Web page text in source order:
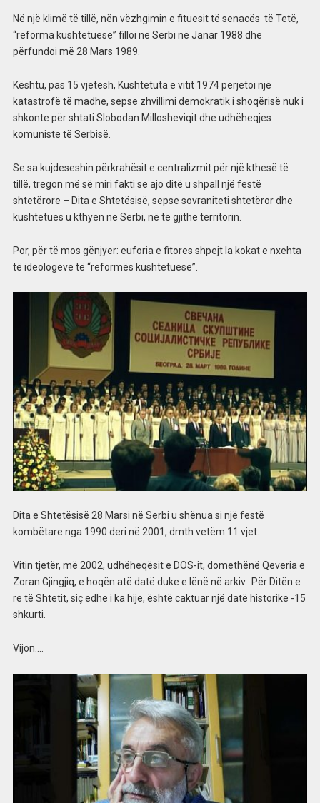
Në një klimë të tillë, nën vëzhgimin e fituesit të senacës të Tetë,
“reforma kushtetuese” filloi në Serbi në Janar 1988 dhe
përfundoi më 28 Mars 1989.
Kështu, pas 15 vjetësh, Kushtetuta e vitit 1974 përjetoi një
katastrofë të madhe, sepse zhvillimi demokratik i shoqërisë nuk i
shkonte për shtati Slobodan Millosheviqit dhe udhëheqjes
komuniste të Serbisë.
Se sa kujdeseshin përkrahësit e centralizmit për një kthesë të
tillë, tregon më së miri fakti se ajo ditë u shpall një festë
shtetërore – Dita e Shtetësisë, sepse sovraniteti shtetëror dhe
kushtetues u kthyen në Serbi, në të gjithë territorin.
Por, për të mos gënjyer: euforia e fitores shpejt la kokat e nxehta
të ideologëve të “reformës kushtetuese”.
Dita e Shtetësisë 28 Marsi në Serbi u shënua si një festë
kombëtare nga 1990 deri në 2001, dmth vetëm 11 vjet.
Vitin tjetër, më 2002, udhëheqësit e DOS-it, domethënë Qeveria e
Zoran Gjingjiq, e hoqën atë datë duke e lënë në arkiv. Për Ditën e
re të Shtetit, siç edhe i ka hije, është caktuar një datë historike -15
shkurti.
Vijon….